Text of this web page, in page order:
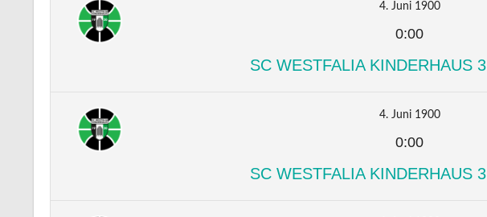
4. Juni 1900
0:00
SC WESTFALIA KINDERHAUS 3
4. Juni 1900
0:00
SC WESTFALIA KINDERHAUS 3